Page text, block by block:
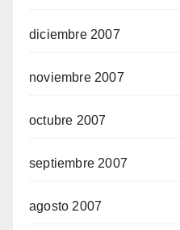
diciembre 2007
noviembre 2007
octubre 2007
septiembre 2007
agosto 2007